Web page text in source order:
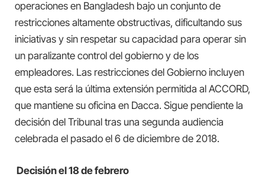
operaciones en Bangladesh bajo un conjunto de
restricciones altamente obstructivas, dificultando sus
iniciativas y sin respetar su capacidad para operar sin
un paralizante control del gobierno y de los
empleadores. Las restricciones del Gobierno incluyen
que esta será la última extensión permitida al ACCORD,
que mantiene su oficina en Dacca. Sigue pendiente la
decisión del Tribunal tras una segunda audiencia
celebrada el pasado el 6 de diciembre de 2018.
Decisión el 18 de febrero